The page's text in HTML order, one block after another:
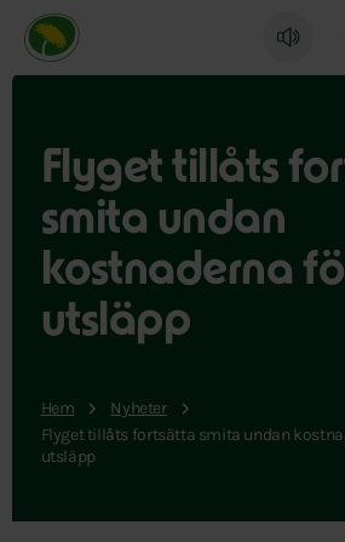
Miljöpartiet de gröna, startsida
Flyget tillåts
smita undan
kostnaderna
utsläpp
Hem
Nyheter
Flyget tillåts fortsätta smita undan
utsläpp